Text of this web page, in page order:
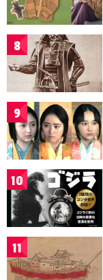
8
9
10
11